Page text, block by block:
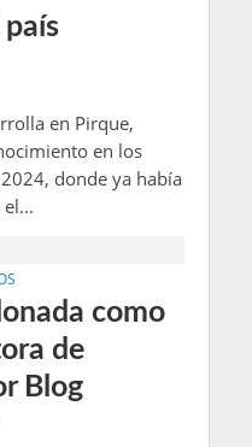
en Pirque,
en los
donde ya había
como
de
Blog